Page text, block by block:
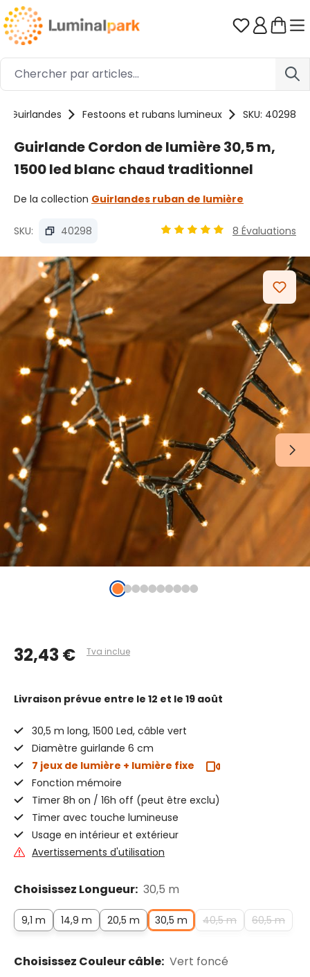
Passer au contenu principal Vous avez
Guirlandes Festoons et rubans lumineux SKU: 40298
Guirlande Cordon de lumière 30,5 m,
1500 led blanc chaud traditionnel
De la collection Guirlandes ruban de lumière
SKU: 40298 8 Évaluations
Ignorer la galerie d'images
32,43 € Tva inclue
Livraison prévue entre le 12 et le 19 août
30,5 m long, 1500 Led, câble vert
Diamètre guirlande 6 cm
7 jeux de lumière + lumière fixe
Fonction mémoire
Timer 8h on / 16h off (peut être exclu)
Timer avec touche lumineuse
Usage en intérieur et extérieur
Avertissements d'utilisation
Choisissez Longueur: 30,5 m
9,1 m 14,9 m 20,5 m 30,5 m 40,5 m 60,5 m
Choisissez Couleur câble: Vert foncé